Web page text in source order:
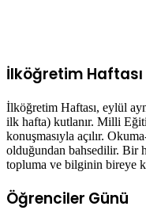
İlköğretim Haftası
İlköğretim Haftası, eylül
ilk hafta) kutlanır. Milli
konuşmasıyla açılır.
olduğundan bahsedilir. Bir
topluma ve bilginin bireye
Öğrenciler Günü